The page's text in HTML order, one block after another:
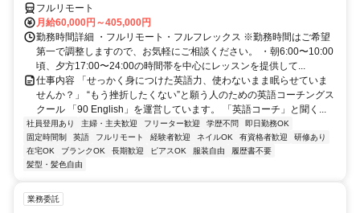
フルリモート
月給60,000円～405,000円
勤務時間詳細 ・フルリモート・フルフレックス ※勤務時間はご希望
第一で調整しますので、お気軽にご相談ください。 ・朝6:00〜10:00
頃、夕方17:00〜24:00の時間帯を中心にレッスンを提供して...
仕事内容 「せっかく身につけた英語力、使わないまま眠らせていま
せんか？」 “もう挫折したくない”と願う人のための英語コーチングス
クール 「90 English」を運営しています。 「英語コーチ」と聞く...
社員登用あり 主婦・主夫歓迎 フリーター歓迎 学歴不問
即日勤務OK
固定時間制
英語 フルリモート 経験者歓迎 ネイルOK 有資格者歓迎
研修あり
在宅OK
ブランクOK 長期歓迎 ピアスOK 服装自由
履歴書不要
髪型・髪色自由
業務委託